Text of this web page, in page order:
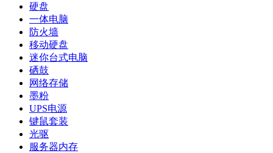
硬盘
一体电脑
防火墙
移动硬盘
迷你台式电脑
硒鼓
网络存储
墨粉
UPS电源
键鼠套装
光驱
服务器内存